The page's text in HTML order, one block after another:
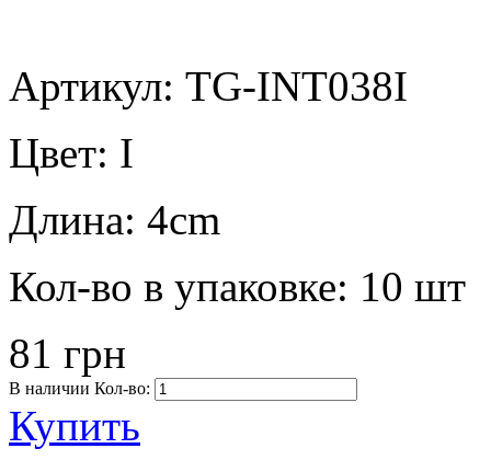
Артикул: TG-INT038I
Цвет: I
Длина: 4cm
Кол-во в упаковке: 10 шт
81 грн
В наличии Кол-во:
Купить